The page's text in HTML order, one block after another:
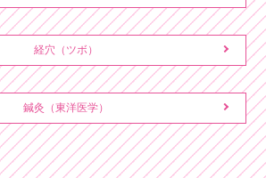
経穴（ツボ）
鍼灸（東洋医学）